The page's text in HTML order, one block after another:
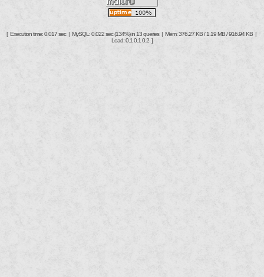
[ Execution time: 0.017 sec | MySQL: 0.022 sec (134%) in 13 queries | Mem: 376.27 KB / 1.19 MB / 916.94 KB |
Load: 0.1 0.1 0.2 ]